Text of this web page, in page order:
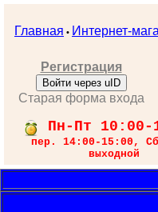
Главная • Интернет-
Регистрация
Войти через uID
Старая форма входа
Пн-Пт 10:00-
пер. 14:00-15:00,
выходной